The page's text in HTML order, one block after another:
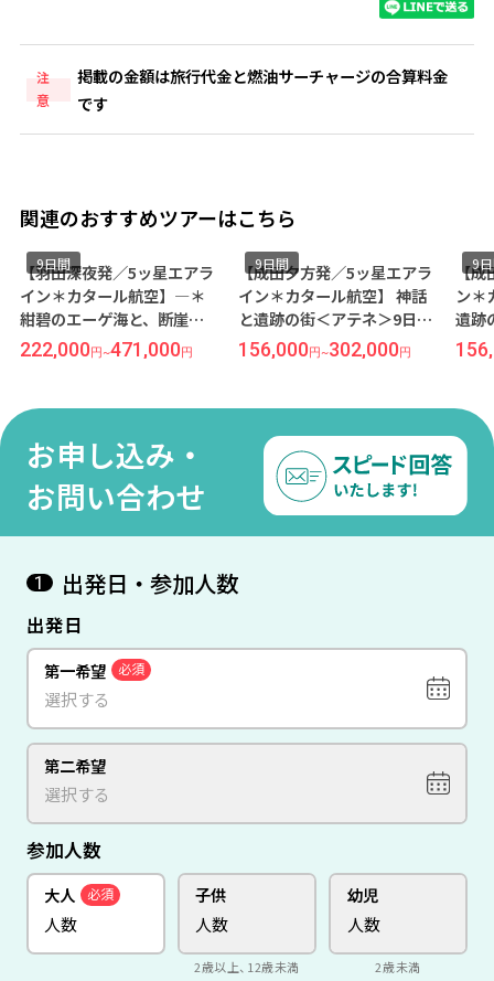
注
意
掲載の金額は旅行代金と燃油サーチャージの合算料金
です
関連のおすすめツアーはこちら
【羽田深夜発／5ッ星エアラ
イン＊カタール航空】―＊
紺碧のエーゲ海と、断崖に
白壁の街。サントリーニ島
連泊＊―ギリシャ2都市周遊
＞9日間（価格重視ホテル）
9日間
222,000円~471,000円
【成田夕方発／5ッ星エアラ
イン＊カタール航空】 神話
と遺跡の街＜アテネ＞9日間
（価格重視ホテル）
9日間
156,000円~302,000円
【
ン＊
遺跡
（価
9
お申し込み・
お問い合わせ
1 出発日・参加人数
出発日
第一希望 必須
第二希望
参加人数
大人 必須 子供
2歳以上、12歳未満
幼児
2歳未満